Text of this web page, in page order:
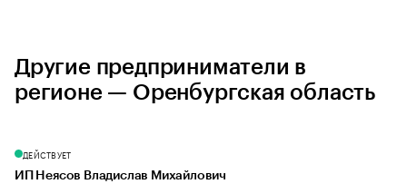
Другие предприниматели в
регионе — Оренбургская область
ДЕЙСТВУЕТ
ИП Неясов Владислав Михайлович